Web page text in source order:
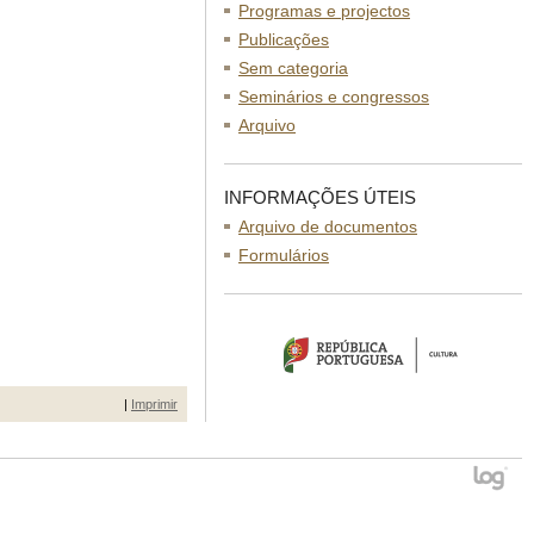
| Imprimir
Programas e projectos
Publicações
Sem categoria
Seminários e congressos
Arquivo
INFORMAÇÕES ÚTEIS
Arquivo de documentos
Formulários